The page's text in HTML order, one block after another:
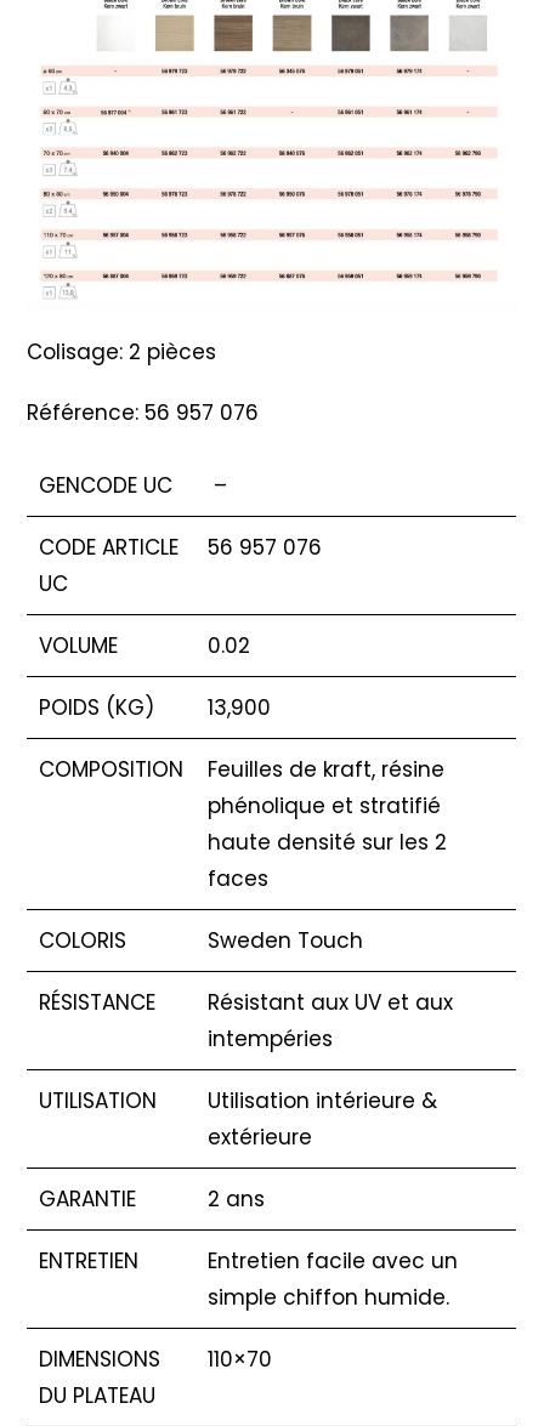
Colisage: 2 pièces
Référence: 56 957 076
GENCODE UC –
CODE ARTICLE
UC
56 957 076
VOLUME 0.02
POIDS (KG) 13,900
COMPOSITION
Feuilles de kraft, résine
phénolique et stratifié
haute densité sur les 2
faces
COLORIS Sweden Touch
RÉSISTANCE
Résistant aux UV et aux
intempéries
UTILISATION
Utilisation intérieure &
extérieure
GARANTIE 2 ans
ENTRETIEN
Entretien facile avec un
simple chiffon humide.
DIMENSIONS
DU PLATEAU
110×70